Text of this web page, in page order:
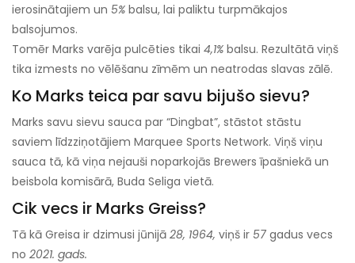
ierosinātajiem un 5% balsu, lai paliktu turpmākajos
balsojumos.
Tomēr Marks varēja pulcēties tikai 4,1% balsu. Rezultātā viņš
tika izmests no vēlēšanu zīmēm un neatrodas slavas zālē.
Ko Marks teica par savu bijušo sievu?
Marks savu sievu sauca par “Dingbat”, stāstot stāstu
saviem līdzziņotājiem Marquee Sports Network. Viņš viņu
sauca tā, kā viņa nejauši noparkojās Brewers īpašniekā un
beisbola komisārā, Buda Seliga vietā.
Cik vecs ir Marks Greiss?
Tā kā Greisa ir dzimusi jūnijā 28, 1964, viņš ir 57 gadus vecs
no 2021. gads.